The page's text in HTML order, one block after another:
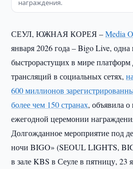
награждения.
СЕУЛ, ЮЖНАЯ КОРЕЯ –Media
января 2026 года – Bigo Live,
быстрорастущих в мире
трансляций в социальных сетях,
600 миллионов
более чем 150 странах, объявила
ежегодной церемонии
Долгожданное мероприятие под
ночи BIGO» (SEOUL LIGHTS,
в зале KBS в Сеуле в пятницу, 23